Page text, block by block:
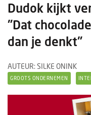
Ondernemen in...
Ondernemen
Nieuwe lunchrooms
Columns
Groots ondernemen
Dudok kijkt
"Dat
dan je denkt"
AUTEUR: SILKE ONINK
GROOTS ONDERNEMEN